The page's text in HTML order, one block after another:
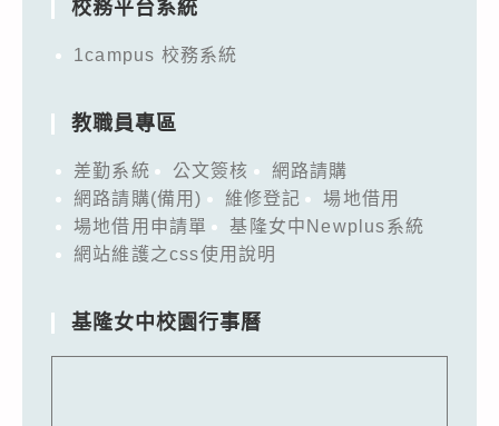
校務平台系統
1campus 校務系統
教職員專區
差勤系統 公文簽核
網路請購
網路請購(備用)
維修登記
場地借用
場地借用申請單
基隆女中Newplus系統
網站維護之css使用說明
基隆女中校園行事曆